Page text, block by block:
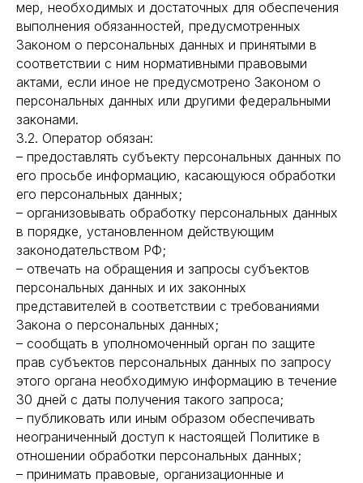
мер, необходимых и достаточных для обеспечения
выполнения обязанностей, предусмотренных
Законом о персональных данных и принятыми в
соответствии с ним нормативными правовыми
актами, если иное не предусмотрено Законом о
персональных данных или другими федеральными
законами.
3.2. Оператор обязан:
– предоставлять субъекту персональных данных по
его просьбе информацию, касающуюся обработки
его персональных данных;
– организовывать обработку персональных данных
в порядке, установленном действующим
законодательством РФ;
– отвечать на обращения и запросы субъектов
персональных данных и их законных
представителей в соответствии с требованиями
Закона о персональных данных;
– сообщать в уполномоченный орган по защите
прав субъектов персональных данных по запросу
этого органа необходимую информацию в течение
30 дней с даты получения такого запроса;
– публиковать или иным образом обеспечивать
неограниченный доступ к настоящей Политике в
отношении обработки персональных данных;
– принимать правовые, организационные и